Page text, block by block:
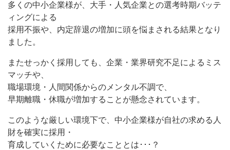
多くの中小企業様が、大手・人気企業との選考時期バッテ
ィングによる
採用不振や、内定辞退の増加に頭を悩まされる結果となり
ました。
またせっかく採用しても、企業・業界研究不足によるミス
マッチや、
職場環境・人間関係からのメンタル不調で、
早期離職・休職が増加することが懸念されています。
このような厳しい環境下で、中小企業様が自社の求める人
財を確実に採用・
育成していくために必要なこととは･･･？